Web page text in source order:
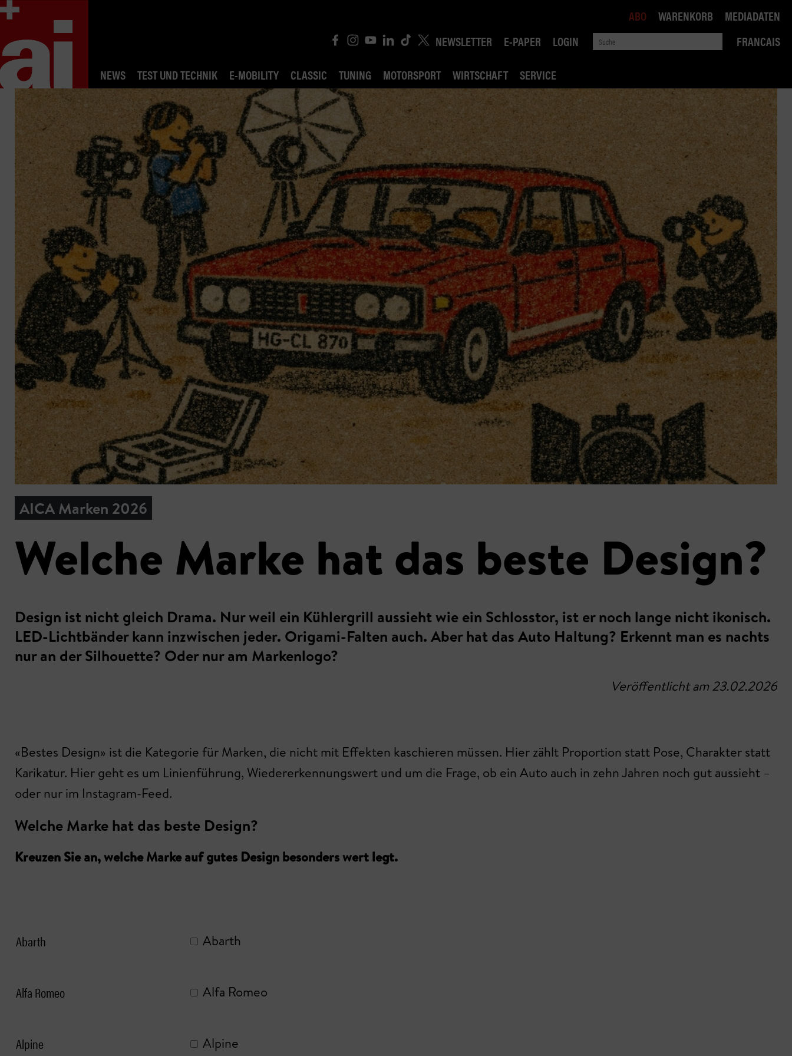
NEWSLETTER E-PAPER LOGIN
FRANCAIS
NEWS
TEST UND TECHNIK E-MOBILITY CLASSIC TUNING MOTORSPORT WIRTSCHAFT SERVICE
ROBIN ROAD
AI RECHTSBERATUNG
VERKEHRSPOLITIK
WETTBEWERB
ABO WARENKORB MEDIADATEN
AICA Marken 2026
Welche Marke hat das beste Design?
Design ist nicht gleich Drama. Nur weil ein Kühlergrill aussieht wie ein Schlosstor, ist er noch lange nicht ikonisch.
LED-Lichtbänder kann inzwischen jeder. Origami-Falten auch. Aber hat das Auto Haltung? Erkennt man es nachts
nur an der Silhouette? Oder nur am Markenlogo?
Veröffentlicht am 23.02.2026
«Bestes Design» ist die Kategorie für Marken, die nicht mit Effekten kaschieren müssen. Hier zählt Proportion statt Pose, Charakter statt
Karikatur. Hier geht es um Linienführung, Wiedererkennungswert und um die Frage, ob ein Auto auch in zehn Jahren noch gut aussieht –
oder nur im Instagram-Feed.
Welche Marke hat das beste Design?
Kreuzen Sie an, welche Marke auf gutes Design besonders wert legt.
Abarth Abarth
Alfa Romeo Alfa Romeo
Alpine Alpine